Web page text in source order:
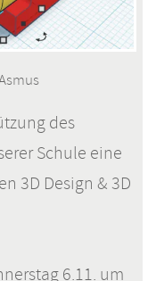
des
Schule eine
3D Design & 3D